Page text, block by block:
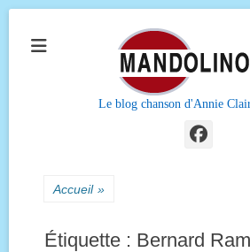
Le blog chanson d'Annie
Accueil »
Étiquette : Bernard